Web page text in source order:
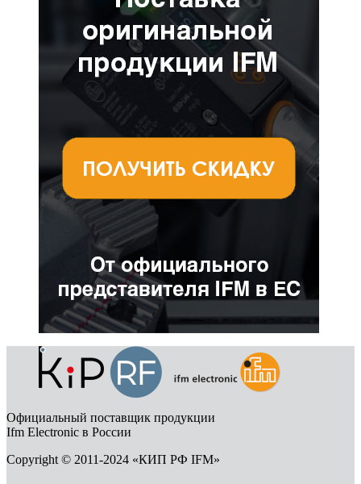
Официальный поставщик продукции
Ifm Electronic в России
Copyright © 2011-2024 «КИП РФ IFM»